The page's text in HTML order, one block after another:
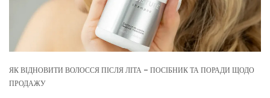
ЯК ВІДНОВИТИ ВОЛОССЯ ПІСЛЯ ЛІТА – ПОСІБНИК ТА ПОРАДИ ЩОДО
ПРОДАЖУ